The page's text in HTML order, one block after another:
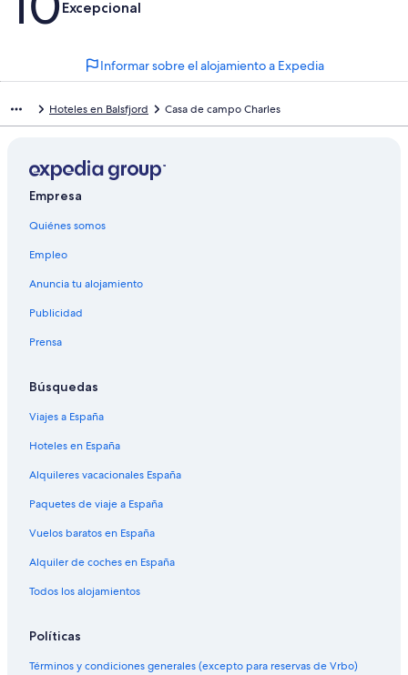
Excepcional
Informar sobre el alojamiento a Expedia
Hoteles en Balsfjord Casa de campo Charles
Empresa
Quiénes somos
Empleo
Anuncia tu alojamiento
Publicidad
Prensa
Búsquedas
Viajes a España
Hoteles en España
Alquileres vacacionales España
Paquetes de viaje a España
Vuelos baratos en España
Alquiler de coches en España
Todos los alojamientos
Políticas
Términos y condiciones generales (excepto para reservas de Vrbo)